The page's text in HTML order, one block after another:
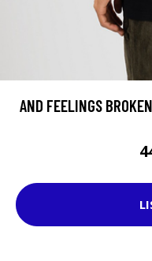
AND FEELINGS